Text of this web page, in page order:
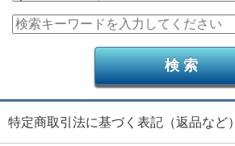
特定商取引法に基づく表記（返品など）